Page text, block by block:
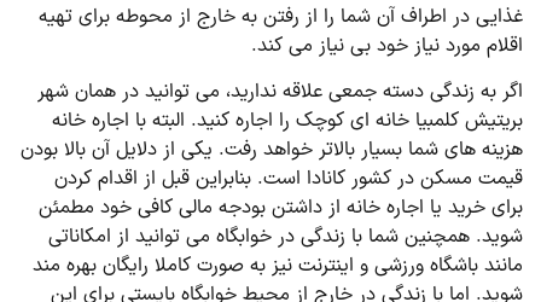
غذایی در اطراف آن شما را از رفتن به خارج از محوطه برای تهیه
اقلام مورد نیاز خود بی نیاز می کند.
اگر به زندگی دسته جمعی علاقه ندارید، می توانید در همان شهر
بریتیش کلمبیا خانه ای کوچک را اجاره کنید. البته با اجاره خانه
هزینه های شما بسیار بالاتر خواهد رفت. یکی از دلایل آن بالا بودن
قیمت مسکن در کشور کانادا است. بنابراین قبل از اقدام کردن
برای خرید یا اجاره خانه از داشتن بودجه مالی کافی خود مطمئن
شوید. همچنین شما با زندگی در خوابگاه می توانید از امکاناتی
مانند باشگاه ورزشی و اینترنت نیز به صورت کاملا رایگان بهره مند
شوید. اما با زندگی در خارج از محیط خوابگاه بایستی برای این